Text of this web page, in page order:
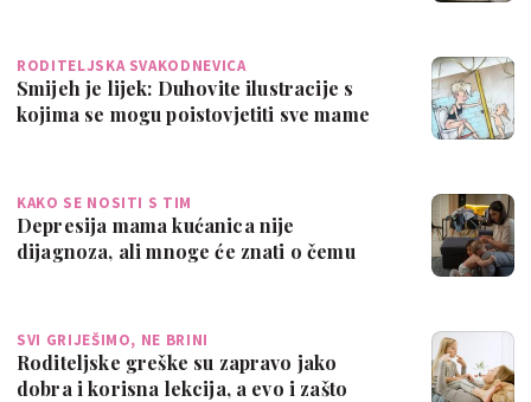
RODITELJSKA SVAKODNEVICA
Smijeh je lijek: Duhovite ilustracije s
kojima se mogu poistovjetiti sve mame
KAKO SE NOSITI S TIM
Depresija mama kućanica nije
dijagnoza, ali mnoge će znati o čemu
SVI GRIJEŠIMO, NE BRINI
Roditeljske greške su zapravo jako
dobra i korisna lekcija, a evo i zašto